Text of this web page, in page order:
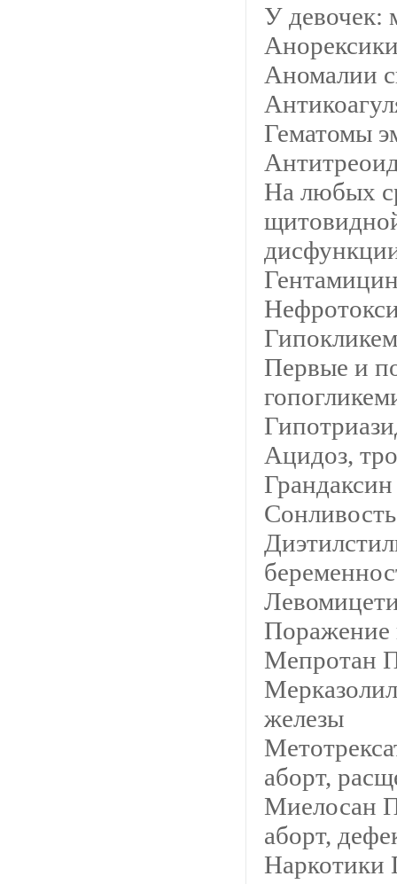
У девочек:
Аномалии
Гематомы
На любых
Первые и
Ацидоз,
Грандаксин
Сонливость
Поражение
Мепротан
железы
аборт,
Миелосан
аборт,
Наркотики